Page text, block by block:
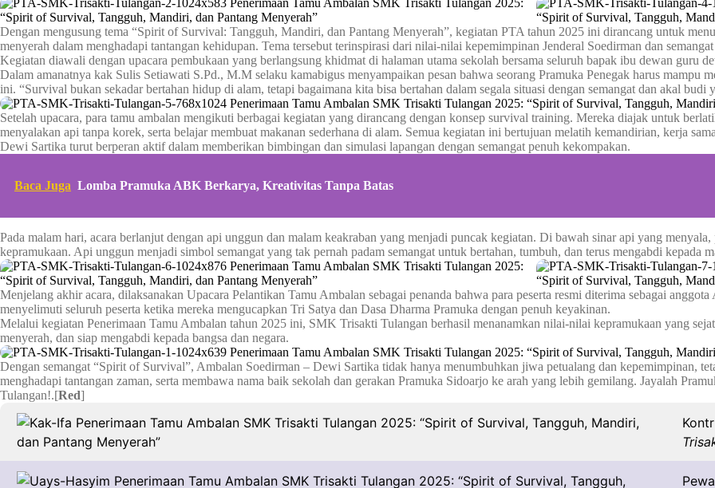
Dengan mengusung tema “Spirit of Survival: Tangguh, Mandiri, dan Pantang Menyerah”, kegiatan PTA tahun 2025 ini dirancang untuk
menyerah dalam menghadapi tantangan kehidupan. Tema tersebut terinspirasi dari nilai-nilai kepemimpinan Jenderal Soedirman dan
Kegiatan diawali dengan upacara pembukaan yang berlangsung khidmat di halaman utama sekolah bersama seluruh bapak ibu dewan guru
Dalam amanatnya kak Sulis Setiawati S.Pd., M.M selaku kamabigus menyampaikan pesan bahwa seorang Pramuka Penegak harus mampu
ini. “Survival bukan sekadar bertahan hidup di alam, tetapi bagaimana kita bisa bertahan dalam segala situasi dengan semangat dan akal budi
Setelah upacara, para tamu ambalan mengikuti berbagai kegiatan yang dirancang dengan konsep survival training. Mereka diajak untuk
menyalakan api tanpa korek, serta belajar membuat makanan sederhana di alam. Semua kegiatan ini bertujuan melatih kemandirian, kerja
Dewi Sartika turut berperan aktif dalam memberikan bimbingan dan simulasi lapangan dengan semangat penuh kekompakan.
Baca Juga Lomba Pramuka ABK Berkarya, Kreativitas Tanpa Batas
Pada malam hari, acara berlanjut dengan api unggun dan malam keakraban yang menjadi puncak kegiatan. Di bawah sinar api yang
kepramukaan. Api unggun menjadi simbol semangat yang tak pernah padam semangat untuk bertahan, tumbuh, dan terus mengabdi kepada
Menjelang akhir acara, dilaksanakan Upacara Pelantikan Tamu Ambalan sebagai penanda bahwa para peserta resmi diterima sebagai
menyelimuti seluruh peserta ketika mereka mengucapkan Tri Satya dan Dasa Dharma Pramuka dengan penuh keyakinan.
Melalui kegiatan Penerimaan Tamu Ambalan tahun 2025 ini, SMK Trisakti Tulangan berhasil menanamkan nilai-nilai kepramukaan yang
menyerah, dan siap mengabdi kepada bangsa dan negara.
Dengan semangat “Spirit of Survival”, Ambalan Soedirman – Dewi Sartika tidak hanya menumbuhkan jiwa petualang dan kepemimpinan,
menghadapi tantangan zaman, serta membawa nama baik sekolah dan gerakan Pramuka Sidoarjo ke arah yang lebih gemilang. Jayalah
Tulangan!.[Red]